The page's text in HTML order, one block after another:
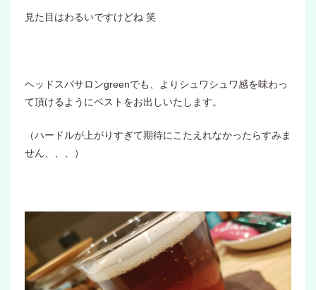
見た目はわるいですけどね 笑
ヘッドスパサロンgreenでも、よりシュワシュワ感を味わっ
て頂けるようにベストをお出しいたします。
（ハードルが上がりすぎて期待にこたえれなかったらすみま
せん、、、）